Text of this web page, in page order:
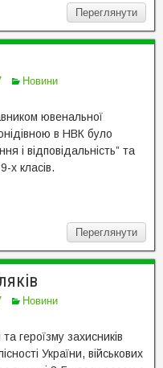
Переглянути
Новини
ювенальної
в НВК було
і відповідальність” та
х класів.
Переглянути
Новини
героїзму захисників
України, військових